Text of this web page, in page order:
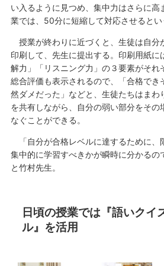
い入るように見つめ、集中力はさらに高
業では、50分に短縮して対応させるとい
授業が終わりに近づくと、生徒は自分
印刷して、先生に提出する。印刷用紙に
解力」「リスニング力」の３要素がそれ
総合評価も表示されるので、「合格でき
然ダメだった」などと、生徒たちはまわ
を共有しながら、自分の弱い部分をその
なぐことができる。
「自分が合格レベルに達するために、
集中的に学習すべきかが瞬時に分かるの
と竹村先生。
日頃の授業では『語いクイ
ル』を活用